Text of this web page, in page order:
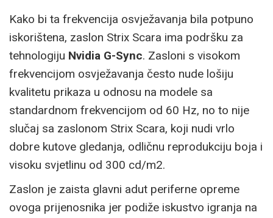
Kako bi ta frekvencija osvježavanja bila potpuno
iskorištena, zaslon Strix Scara ima podršku za
tehnologiju Nvidia G-Sync. Zasloni s visokom
frekvencijom osvježavanja često nude lošiju
kvalitetu prikaza u odnosu na modele sa
standardnom frekvencijom od 60 Hz, no to nije
slučaj sa zaslonom Strix Scara, koji nudi vrlo
dobre kutove gledanja, odličnu reprodukciju boja i
visoku svjetlinu od 300 cd/m2.
Zaslon je zaista glavni adut periferne opreme
ovoga prijenosnika jer podiže iskustvo igranja na